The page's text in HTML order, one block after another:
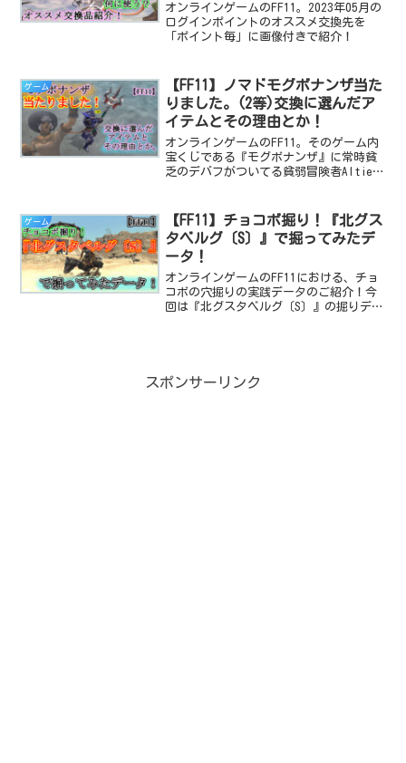
オンラインゲームのFF11。2023年05月の
ログインポイントのオススメ交換先を
「ポイント毎」に画像付きで紹介！
ゲーム
【FF11】ノマドモグボナンザ当た
りました。(2等)交換に選んだア
イテムとその理由とか！
オンラインゲームのFF11。そのゲーム内
宝くじである『モグボナンザ』に常時貧
乏のデバフがついてる貧弱冒険者Altieが
ゲーム
【FF11】チョコボ掘り！『北グス
タベルグ〔S〕』で掘ってみたデ
ータ！
オンラインゲームのFF11における、チョ
コボの穴掘りの実践データのご紹介！今
回は『北グスタベルグ〔S〕』の掘りデー
スポンサーリンク